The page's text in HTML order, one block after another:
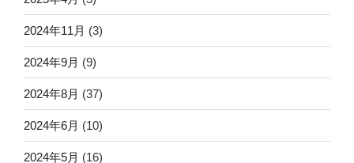
2024年11月 (3)
2024年9月 (9)
2024年8月 (37)
2024年6月 (10)
2024年5月 (16)